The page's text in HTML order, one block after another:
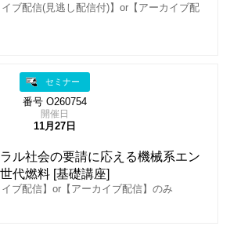
ブ配信(見逃し配信付)】or【アーカイブ配
セミナー
番号 O260754
開催日
11月27日
ル社会の要請に応える機械系エン
代燃料 [基礎講座]
ブ配信】or【アーカイブ配信】のみ